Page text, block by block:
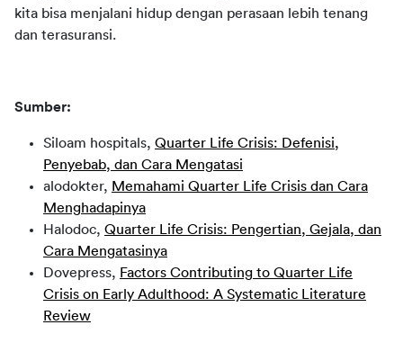
kita bisa menjalani hidup dengan perasaan lebih tenang
dan terasuransi.
Sumber:
Siloam hospitals, Quarter Life Crisis: Defenisi,
Penyebab, dan Cara Mengatasi
alodokter, Memahami Quarter Life Crisis dan Cara
Menghadapinya
Halodoc, Quarter Life Crisis: Pengertian, Gejala, dan
Cara Mengatasinya
Dovepress, Factors Contributing to Quarter Life
Crisis on Early Adulthood: A Systematic Literature
Review